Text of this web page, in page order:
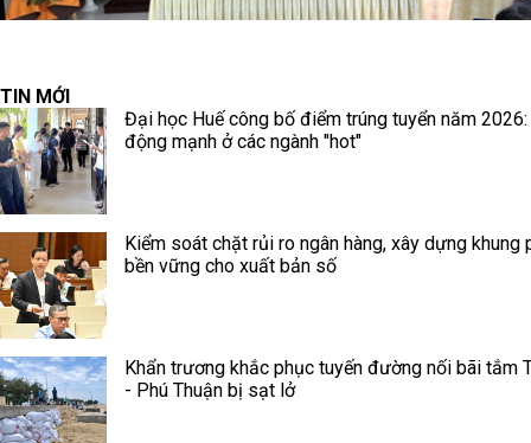
TIN MỚI
Đại học Huế công bố điểm trúng tuyển năm 2026:
động mạnh ở các ngành "hot"
Kiểm soát chặt rủi ro ngân hàng, xây dựng khung
bền vững cho xuất bản số
Khẩn trương khắc phục tuyến đường nối bãi tắm
- Phú Thuận bị sạt lở